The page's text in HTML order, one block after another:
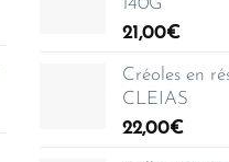
21,00€
Créoles en
CLEIAS
22,00€